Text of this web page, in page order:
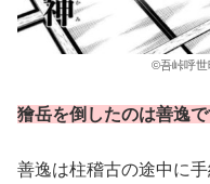
©吾峠呼世
獪岳を倒したのは善逸で
善逸は柱稽古の途中に